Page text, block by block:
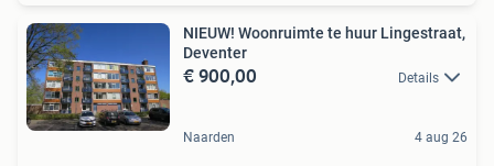
NIEUW! Woonruimte te huur Lingestraat,
Deventer
€ 900,00 Details
Naarden 4 aug 26